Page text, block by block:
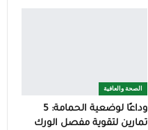
الصحة والعافية
وداعًا لوضعية الحمامة: 5
تمارين لتقوية مفصل الورك